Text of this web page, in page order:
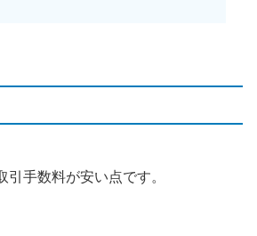
引手数料が安い点です。